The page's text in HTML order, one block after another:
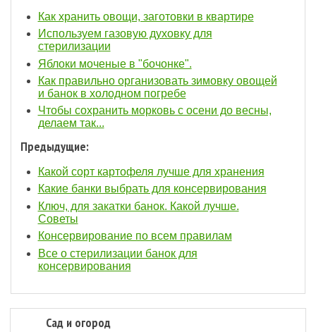
Как хранить овощи, заготовки в квартире
Используем газовую духовку для
стерилизации
Яблоки моченые в "бочонке".
Как правильно организовать зимовку овощей
и банок в холодном погребе
Чтобы сохранить морковь с осени до весны,
делаем так...
Предыдущие:
Какой сорт картофеля лучше для хранения
Какие банки выбрать для консервирования
Ключ, для закатки банок. Какой лучше.
Советы
Консервирование по всем правилам
Все о стерилизации банок для
консервирования
Сад и огород